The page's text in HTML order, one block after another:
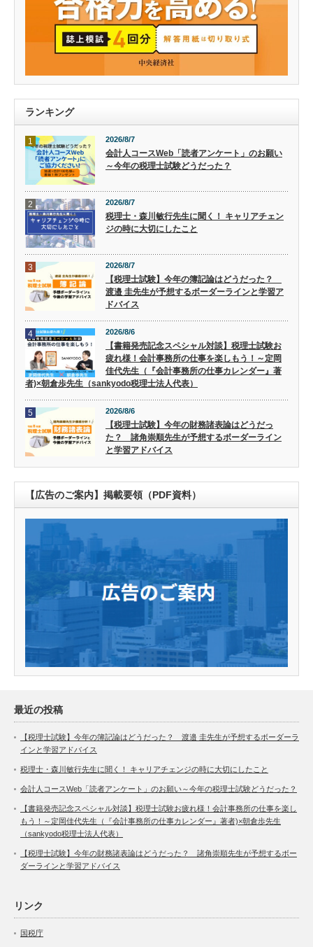
ランキング
1 2026/8/7
会計人コースWeb「読者アンケート」のお願い
～今年の税理士試験どうだった？
2 2026/8/7
税理士・森川敏行先生に聞く！ キャリアチェン
ジの時に大切にしたこと
3 2026/8/7
【税理士試験】今年の簿記論はどうだった？
渡邉 圭先生が予想するボーダーラインと学習ア
ドバイス
4 2026/8/6
【書籍発売記念スペシャル対談】税理士試験お
疲れ様！会計事務所の仕事を楽しもう！～定岡
佳代先生（『会計事務所の仕事カレンダー』著
者)×朝倉歩先生（sankyodo税理士法人代表）
5 2026/8/6
【税理士試験】今年の財務諸表論はどうだっ
た？ 諸角崇順先生が予想するボーダーライン
と学習アドバイス
【広告のご案内】掲載要領（PDF資料）
最近の投稿
【税理士試験】今年の簿記論はどうだった？ 渡邉 圭先生が予想するボーダーラ
インと学習アドバイス
税理士・森川敏行先生に聞く！ キャリアチェンジの時に大切にしたこと
会計人コースWeb「読者アンケート」のお願い～今年の税理士試験どうだった？
【書籍発売記念スペシャル対談】税理士試験お疲れ様！会計事務所の仕事を楽し
もう！～定岡佳代先生（『会計事務所の仕事カレンダー』著者)×朝倉歩先生
（sankyodo税理士法人代表）
【税理士試験】今年の財務諸表論はどうだった？ 諸角崇順先生が予想するボー
ダーラインと学習アドバイス
リンク
国税庁